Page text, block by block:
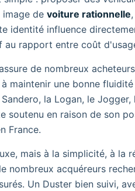
image de voiture rationnelle
identité influence
rapport entre coût
de nombreux
maintenir une bonne
la Logan, le
soutenu en raison de son
France.
mais à la simplicité, à
nombreux acquéreurs
Un Duster bien suivi,